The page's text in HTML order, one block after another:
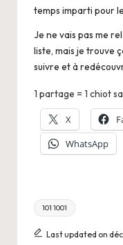
temps imparti pour
Je ne vais pas me
liste, mais je trouve
suivre et à
1 partage = 1 chiot
X
WhatsApp
Tags:
101 1001
Last updated on